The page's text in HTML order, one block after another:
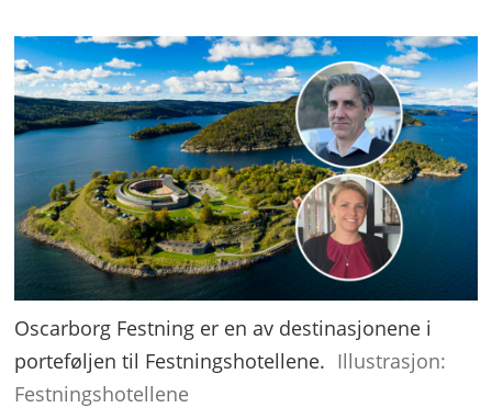
Oscarborg Festning er en av destinasjonene i
porteføljen til Festningshotellene. Illustrasjon:
Festningshotellene